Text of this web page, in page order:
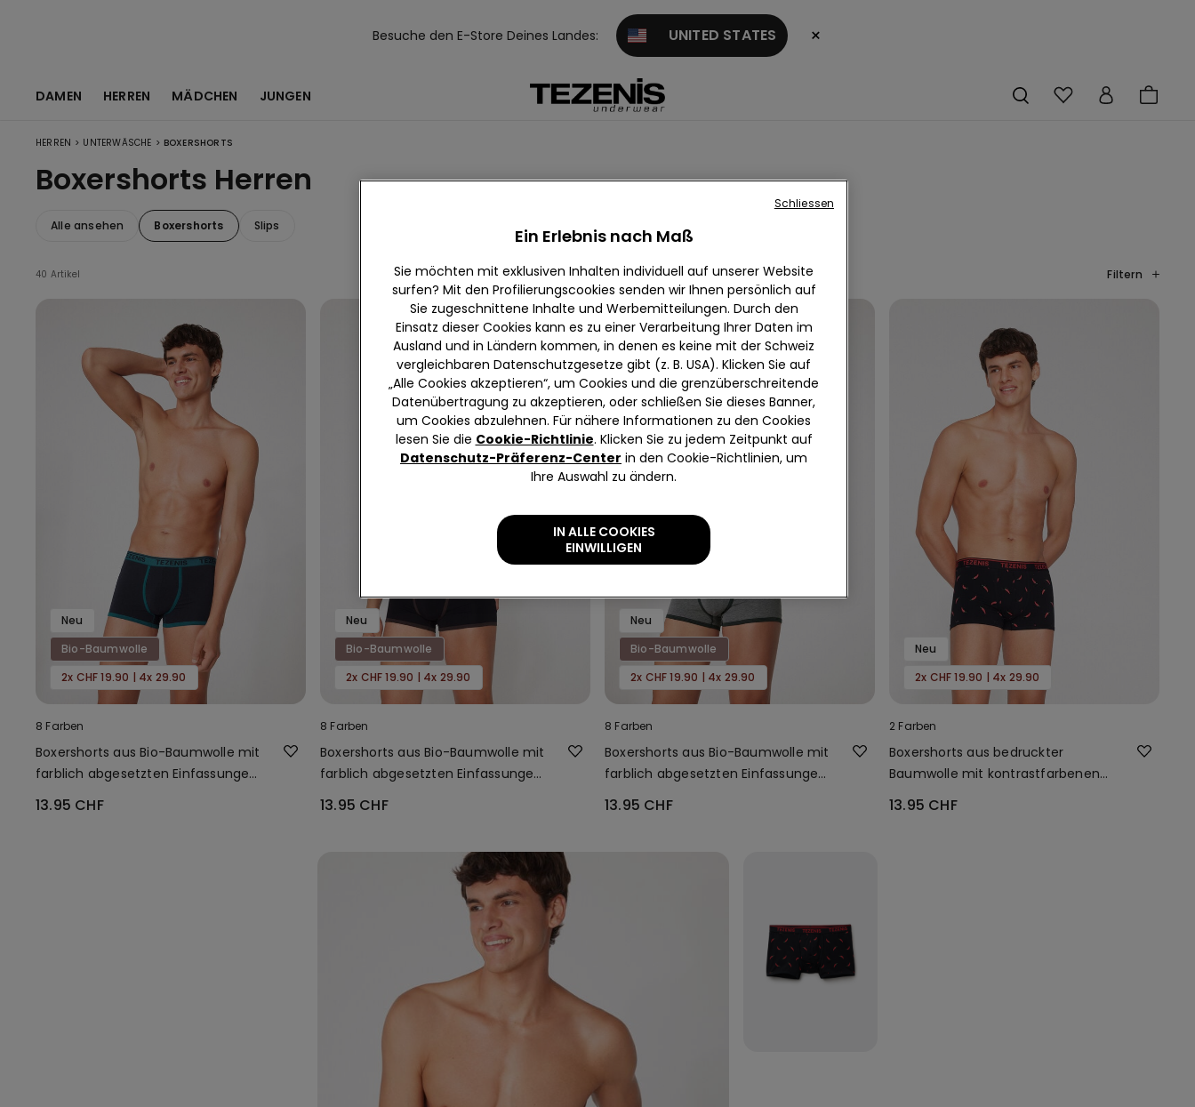
Besuche den E-Store Deines Landes: UNITED STATES ×
DAMEN HERREN MÄDCHEN JUNGEN
HERREN > UNTERWÄSCHE > BOXERSHORTS
Boxershorts Herren
Alle ansehen Boxershorts Slips
40 Artikel Filtern
Neu
Bio-Baumwolle
2x CHF 19.90 | 4x 29.90
8 Farben
Boxershorts aus Bio-Baumwolle mit
farblich abgesetzten Einfassungen
13.95 CHF
Neu
Bio-Baumwolle
2x CHF 19.90 | 4x 29.90
8 Farben
Boxershorts aus Bio-Baumwolle mit
farblich abgesetzten Einfassungen
13.95 CHF
Neu
Bio-Baumwolle
2x CHF 19.90 | 4x 29.90
8 Farben
Boxershorts aus Bio-Baumwolle mit
farblich abgesetzten Einfassungen
13.95 CHF
Neu
2x CHF 19.90 | 4x 29.90
2 Farben
Boxershorts aus bedruckter
Baumwolle mit kontrastfarbenen
13.95 CHF
Ein Erlebnis nach Maß
Sie möchten mit exklusiven Inhalten individuell auf unserer Website
surfen? Mit den Profilierungscookies senden wir Ihnen persönlich auf
Sie zugeschnittene Inhalte und Werbemitteilungen. Durch den
Einsatz dieser Cookies kann es zu einer Verarbeitung Ihrer Daten im
Ausland und in Ländern kommen, in denen es keine mit der Schweiz
vergleichbaren Datenschutzgesetze gibt (z. B. USA). Klicken Sie auf
„Alle Cookies akzeptieren“, um Cookies und die grenzüberschreitende
Datenübertragung zu akzeptieren, oder schließen Sie dieses Banner,
um Cookies abzulehnen. Für nähere Informationen zu den Cookies
lesen Sie die Cookie-Richtlinie. Klicken Sie zu jedem Zeitpunkt auf
Datenschutz-Präferenz-Center in den Cookie-Richtlinien, um
Ihre Auswahl zu ändern.
IN ALLE COOKIES
EINWILLIGEN
Schliessen